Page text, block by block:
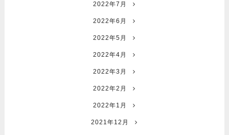
2022年7月
2022年6月
2022年5月
2022年4月
2022年3月
2022年2月
2022年1月
2021年12月